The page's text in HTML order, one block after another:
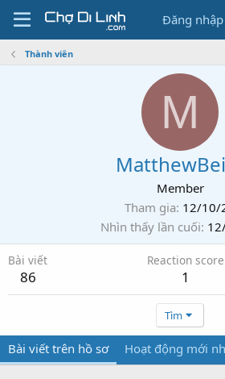
Đăng nhập
Thành viên
M
Member
Tham gia 12/10/
Nhìn thấy lần cuối
Bài viết
86
Reaction score
1
Tìm
Bài viết trên hồ sơ Hoạt động mới